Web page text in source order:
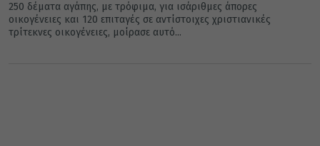
250 δέματα αγάπης, με τρόφιμα, για ισάριθμες άπορες
οικογένειες και 120 επιταγές σε αντίστοιχες χριστιανικές
τρίτεκνες οικογένειες, μοίρασε αυτό...